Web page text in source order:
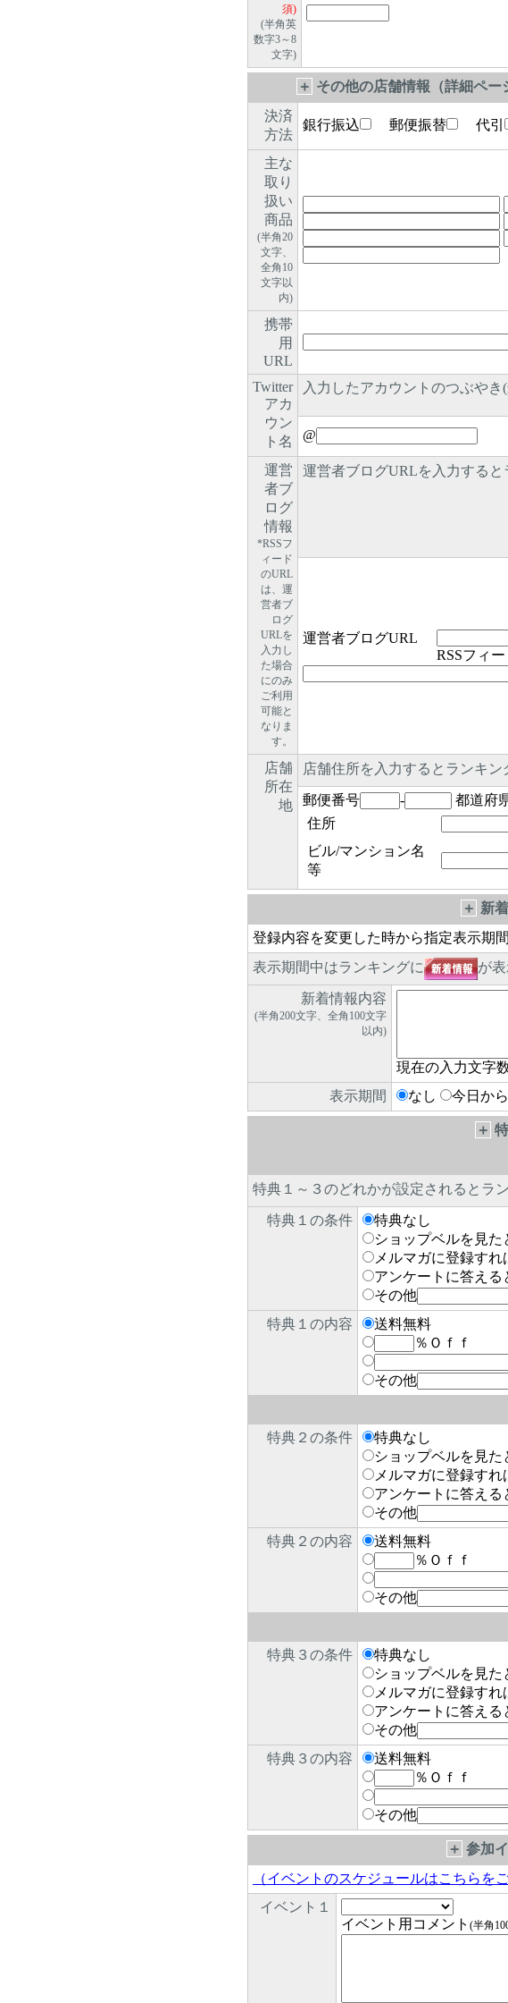
須)
(半角英
数字3～8
文字)
＋ その他の店舗情報（詳細ペ
決済
方法
銀行振込 郵便振替 代引
主な
取り
扱い
商品
(半角20
文字、
全角10
文字以
内)
携帯
用
URL
Twitter
アカ
ウン
ト名
入力したアカウントのつぶやき
@
運営
者ブ
ログ
情報
*RSSフ
ィード
のURL
は、運
営者ブ
ログ
URLを
入力し
た場合
にのみ
ご利用
可能と
なりま
す。
運営者ブログURLを入力すると
運営者ブログURL
RSSフィ
店舗
所在
地
店舗住所を入力するとランキン
郵便番号 -
都道府
住所
ビル/マンション名
等
＋ 新
登録内容を変更した時から指定表示期
表示期間中はランキングに
が
新着情報内容
(半角200文字、全角100文字
以内)
現在の入力文字
表示期間
なし 今日か
＋
特典１～３のどれかが設定されるとラ
特典１の条件
特典なし
ショップベルを見た
メルマガに登録すれ
アンケートに答える
その他
特典１の内容
送料無料
％Ｏｆｆ
その他
特典２の条件
特典なし
ショップベルを見た
メルマガに登録すれ
アンケートに答える
その他
特典２の内容
送料無料
％Ｏｆｆ
その他
特典３の条件
特典なし
ショップベルを見た
メルマガに登録すれ
アンケートに答える
その他
特典３の内容
送料無料
％Ｏｆｆ
その他
＋ 参加
（イベントのスケジュールはこちらを
イベント１
イベント用コメント (半角